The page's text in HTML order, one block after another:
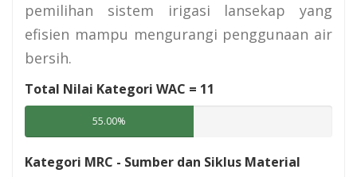
pemilihan sistem irigasi lansekap yang
efisien mampu mengurangi penggunaan air
bersih.
Total Nilai Kategori WAC = 11
55.00%
Kategori MRC - Sumber dan Siklus Material